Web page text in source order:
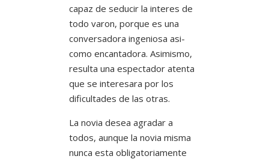
capaz de seducir la interes de
todo varon, porque es una
conversadora ingeniosa asi­
como encantadora. Asimismo,
resulta una espectador atenta
que se interesara por los
dificultades de las otras.
La novia desea agradar a
todos, aunque la novia misma
nunca esta obligatoriamente